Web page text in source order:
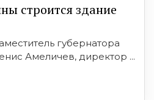
строится здание
губернатора
Амеличев, директор ...